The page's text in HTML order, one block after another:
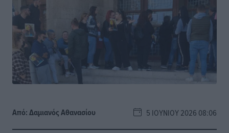
Από:Δαμιανός Αθανασίου 5 ΙΟΥΝΊΟΥ 2026 08:06